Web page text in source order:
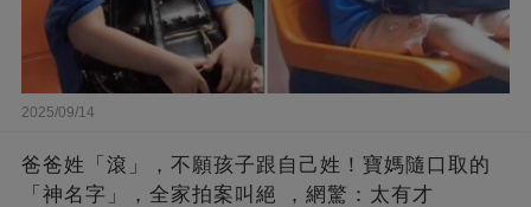
2025/09/14
爸爸姓「滾」，不願孩子跟自己姓！寶媽隨口取的
「神名字」，全家拍案叫絕 ，網驚：太有才